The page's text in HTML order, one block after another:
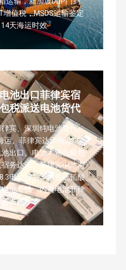
增值税，MSDS运输鉴定
天海运时效
池出口菲律宾宿
税派送电池货代
宾、深圳纯电池货代、
运、菲律宾达沃电池DG
出口、电池木箱合规包
务达沃、菲律宾电池海
电池报关、危包证铅酸
池专线、内置电池菲律
宾海运